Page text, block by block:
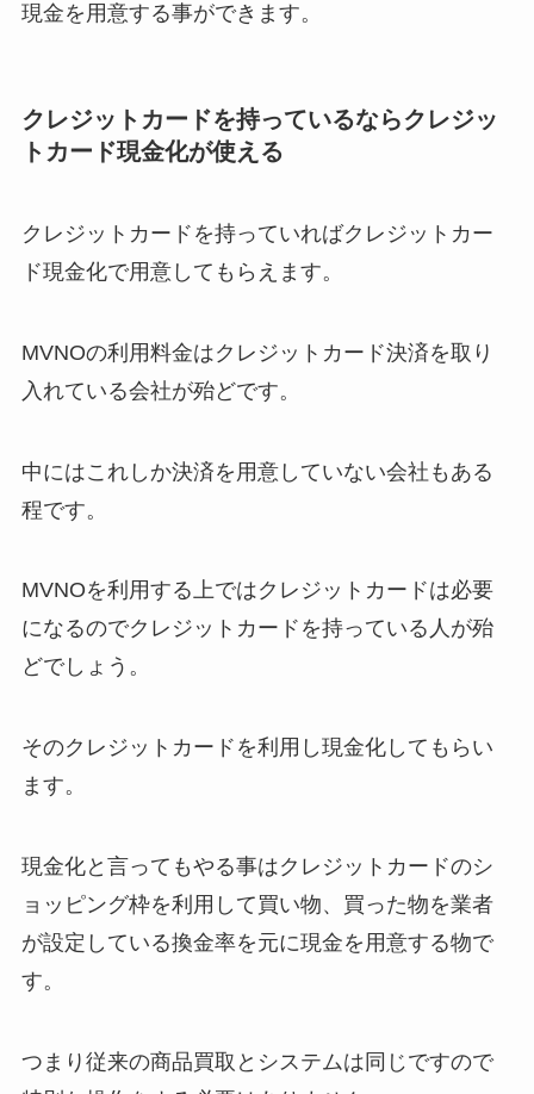
現金を用意する事ができます。
クレジットカードを持っているならクレジッ
トカード現金化が使える
クレジットカードを持っていればクレジットカー
ド現金化で用意してもらえます。
MVNOの利用料金はクレジットカード決済を取り
入れている会社が殆どです。
中にはこれしか決済を用意していない会社もある
程です。
MVNOを利用する上ではクレジットカードは必要
になるのでクレジットカードを持っている人が殆
どでしょう。
そのクレジットカードを利用し現金化してもらい
ます。
現金化と言ってもやる事はクレジットカードのシ
ョッピング枠を利用して買い物、買った物を業者
が設定している換金率を元に現金を用意する物で
す。
つまり従来の商品買取とシステムは同じですので